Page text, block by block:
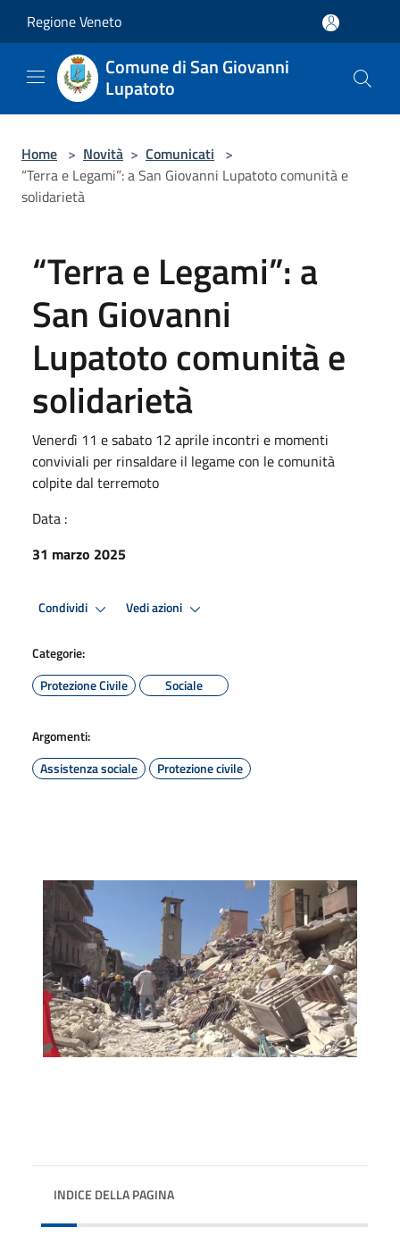
Regione Veneto
Comune di San Giovanni
Lupatoto
Home > Novità > Comunicati >
“Terra e Legami”: a San Giovanni Lupatoto comunità e
solidarietà
“Terra e Legami”: a
San Giovanni
Lupatoto comunità e
solidarietà
Venerdì 11 e sabato 12 aprile incontri e momenti
conviviali per rinsaldare il legame con le comunità
colpite dal terremoto
Data :
31 marzo 2025
Condividi Vedi azioni
Categorie:
Protezione Civile
Sociale
Argomenti:
Assistenza sociale
Protezione civile
INDICE DELLA PAGINA